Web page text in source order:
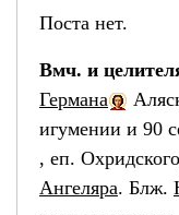
Поста нет.
Вмч. и
Германа
игумении и 90
, еп.
Ангеляра. Блж.